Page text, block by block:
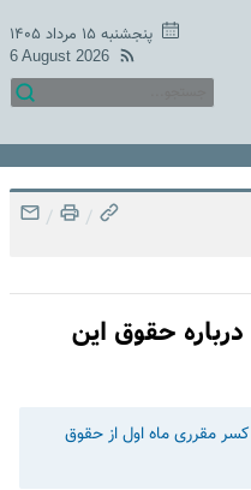
پنجشنبه ۱۵ مرداد ۱۴۰۵
6 August 2026
/
/
حقوق این
مقرری ماه اول از حقوق